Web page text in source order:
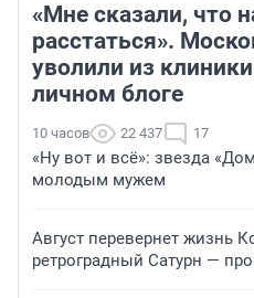
«Мне сказали, что
расстаться».
уволили из
личном блоге
10 часов 22 437 17
«Ну вот и всё»: звезда
молодым мужем
Август перевернет жизнь
ретроградный Сатурн —